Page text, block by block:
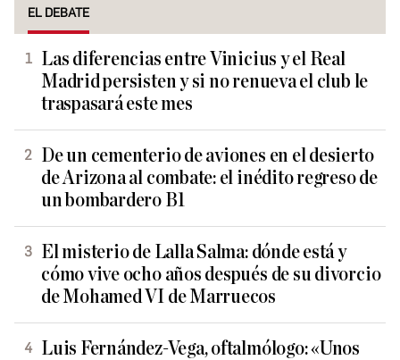
EL DEBATE
Las diferencias entre Vinicius y el Real
Madrid persisten y si no renueva el club le
traspasará este mes
De un cementerio de aviones en el desierto
de Arizona al combate: el inédito regreso de
un bombardero B1
El misterio de Lalla Salma: dónde está y
cómo vive ocho años después de su divorcio
de Mohamed VI de Marruecos
Luis Fernández-Vega, oftalmólogo: «Unos